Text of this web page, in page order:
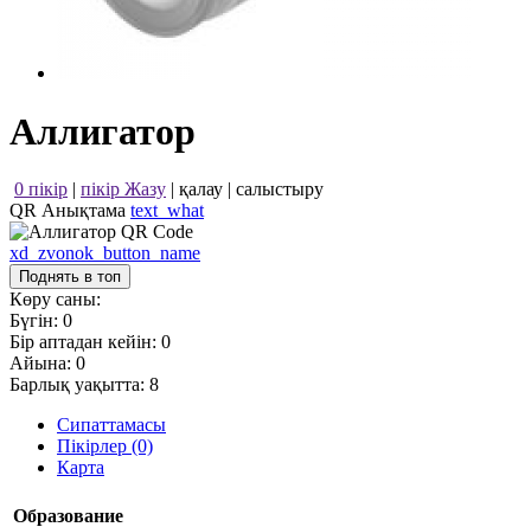
Аллигатор
0 пікір | пікір Жазу | қалау | салыстыру
QR Анықтама text_what
xd_zvonok_button_name
Поднять в топ
Көру саны:
Бүгін: 0
Бір аптадан кейін: 0
Айына: 0
Барлық уақытта: 8
Сипаттамасы
Пікірлер (0)
Карта
Образование